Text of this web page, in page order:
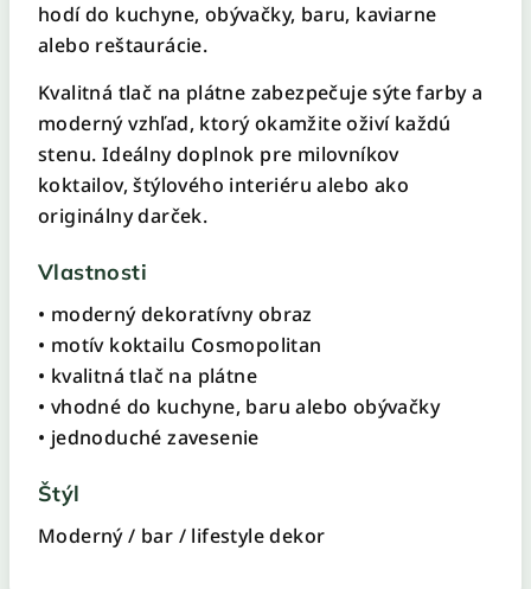
hodí do kuchyne, obývačky, baru, kaviarne
alebo reštaurácie.
Kvalitná tlač na plátne zabezpečuje sýte farby a
moderný vzhľad, ktorý okamžite oživí každú
stenu. Ideálny doplnok pre milovníkov
koktailov, štýlového interiéru alebo ako
originálny darček.
Vlastnosti
• moderný dekoratívny obraz
• motív koktailu Cosmopolitan
• kvalitná tlač na plátne
• vhodné do kuchyne, baru alebo obývačky
• jednoduché zavesenie
Štýl
Moderný / bar / lifestyle dekor